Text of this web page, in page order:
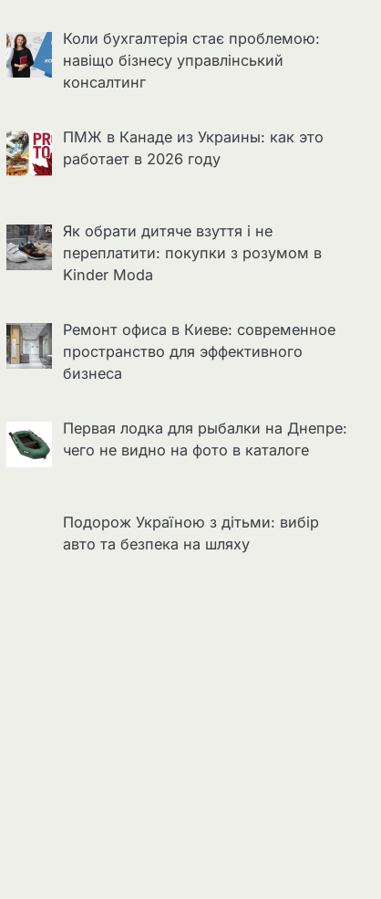
Коли бухгалтерія стає проблемою:
навіщо бізнесу управлінський
консалтинг
ПМЖ в Канаде из Украины: как это
работает в 2026 году
Як обрати дитяче взуття і не
переплатити: покупки з розумом в
Kinder Moda
Ремонт офиса в Киеве: современное
пространство для эффективного
бизнеса
Первая лодка для рыбалки на Днепре:
чего не видно на фото в каталоге
Подорож Україною з дітьми: вибір
авто та безпека на шляху